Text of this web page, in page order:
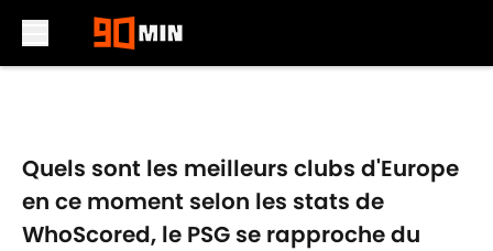
Quels sont les meilleurs clubs d'Europe
en ce moment selon les stats de
WhoScored, le PSG se rapproche du